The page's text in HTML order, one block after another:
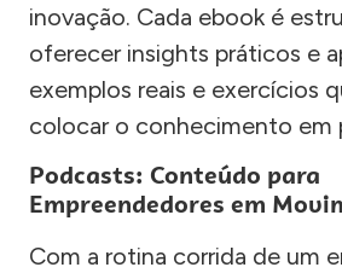
inovação. Cada ebook é
oferecer insights práticos e
exemplos reais e exercícios
colocar o conhecimento em
Podcasts: Conteúdo para
Empreendedores em
Com a rotina corrida de um